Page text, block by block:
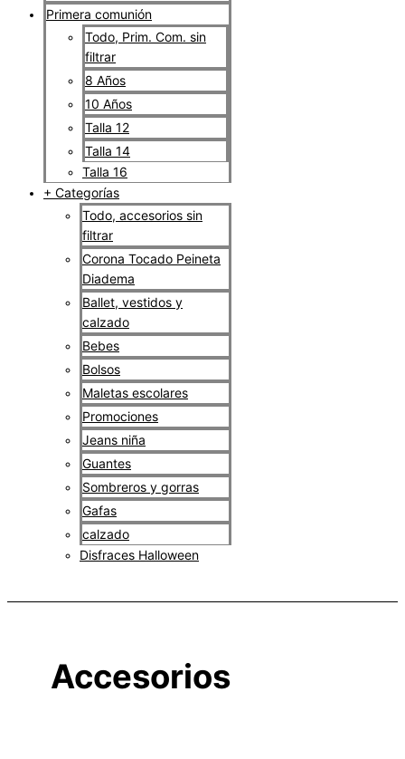
Primera comunión
Todo, Prim. Com. sin
filtrar
8 Años
10 Años
Talla 12
Talla 14
Talla 16
+ Categorías
Todo, accesorios sin
filtrar
Corona Tocado Peineta
Diadema
Ballet, vestidos y
calzado
Bebes
Bolsos
Maletas escolares
Promociones
Jeans niña
Guantes
Sombreros y gorras
Gafas
calzado
Disfraces Halloween
Accesorios